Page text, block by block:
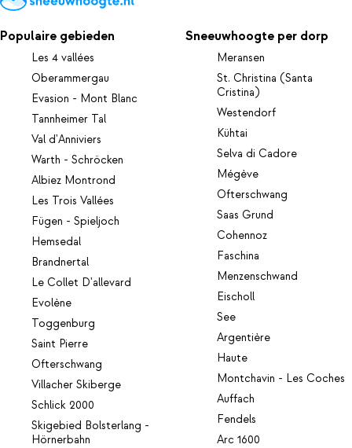
Populaire gebieden
Les 4 vallées
Oberammergau
Evasion - Mont Blanc
Tannheimer Tal
Val d'Anniviers
Warth - Schröcken
Albiez Montrond
Les Trois Vallées
Fügen - Spieljoch
Hemsedal
Brandnertal
Le Collet D'allevard
Evolène
Toggenburg
Saint Pierre
Ofterschwang
Villacher Skiberge
Schlick 2000
Skigebied Bolsterlang -
Hörnerbahn
Sneeuwhoogte per dorp
Meransen
St. Christina (Santa
Cristina)
Westendorf
Kühtai
Selva di Cadore
Mégève
Ofterschwang
Saas Grund
Cohennoz
Faschina
Menzenschwand
Eischoll
See
Argentière
Haute
Montchavin - Les Coches
Auffach
Fendels
Arc 1600